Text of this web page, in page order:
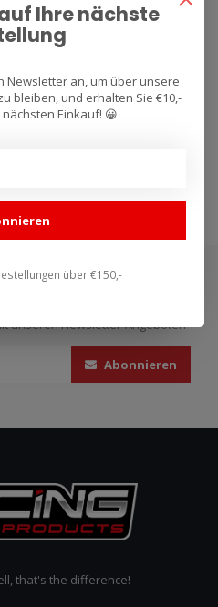
Extreme Components -
Used by many professional
unseren Newsletter-Angeboten
Abonnieren
that's the difference!
Ihre nächste
Newsletter an, um über unsere
bleiben, und erhalten Sie €10,-
Einkauf! 😀
über €150,-